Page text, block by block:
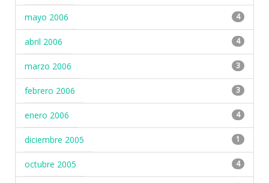
mayo 2006 4
abril 2006 4
marzo 2006 3
febrero 2006 3
enero 2006 4
diciembre 2005 1
octubre 2005 4